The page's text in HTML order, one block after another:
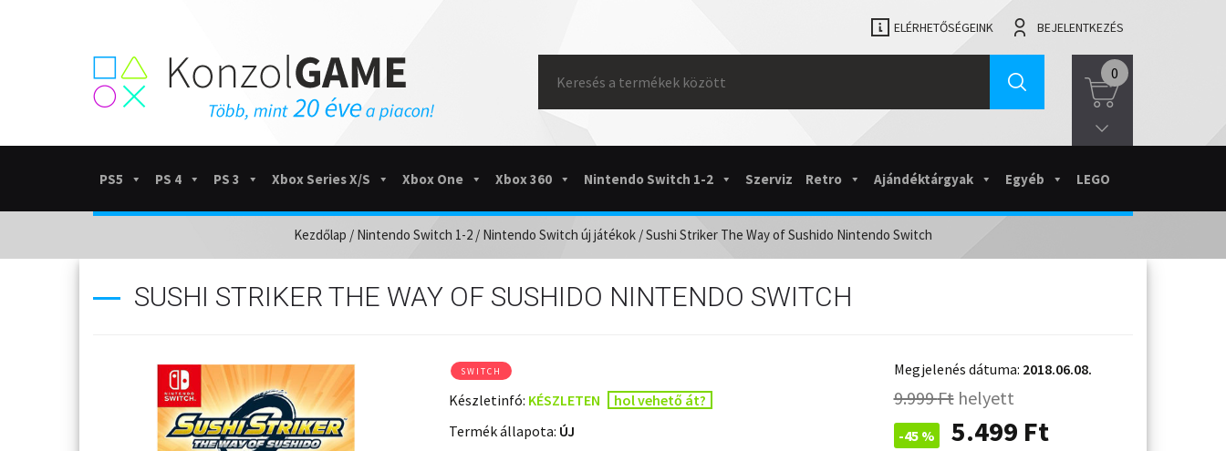
ELÉRHETŐSÉGEINK BEJELENTKEZÉS
for:
0
PS5 PS 4 PS 3 Xbox Series X/S Xbox One Xbox 360 Nintendo Switch 1-2 Szerviz Retro Ajándéktárgyak Egyéb LEGO
Kezdőlap / Nintendo Switch 1-2 / Nintendo Switch új játékok / Sushi Striker The Way of Sushido Nintendo Switch
SUSHI STRIKER THE WAY OF SUSHIDO NINTENDO SWITCH
SWITCH
Készletinfó: KÉSZLETEN
hol vehető át?
Termék állapota: ÚJ
Megjelenés dátuma: 2018.06.08.
9.999Fthelyett
-45 % 5.499 Ft